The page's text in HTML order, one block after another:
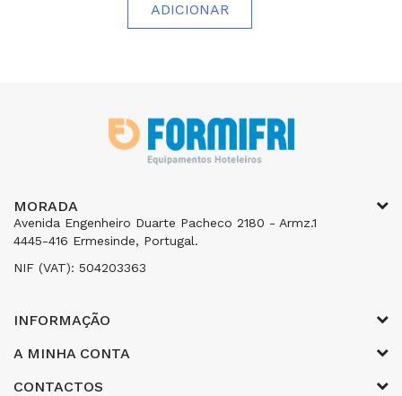
ADICIONAR
MORADA
Avenida Engenheiro Duarte Pacheco 2180 - Armz.1
4445-416 Ermesinde, Portugal.
NIF (VAT): 504203363
INFORMAÇÃO
A MINHA CONTA
CONTACTOS